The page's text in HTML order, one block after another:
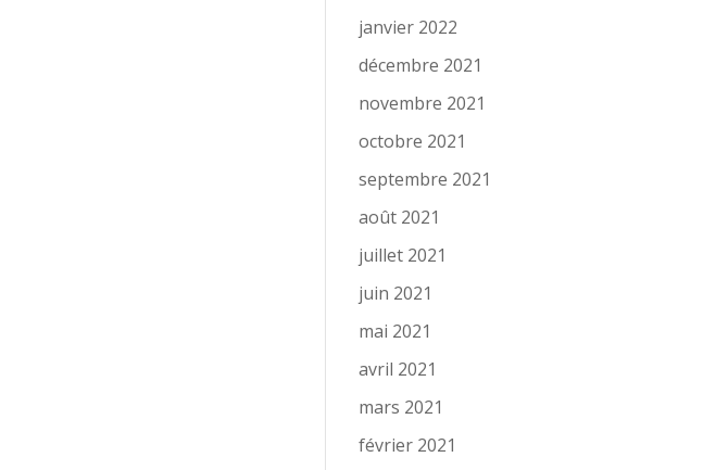
janvier 2022
décembre 2021
novembre 2021
octobre 2021
septembre 2021
août 2021
juillet 2021
juin 2021
mai 2021
avril 2021
mars 2021
février 2021